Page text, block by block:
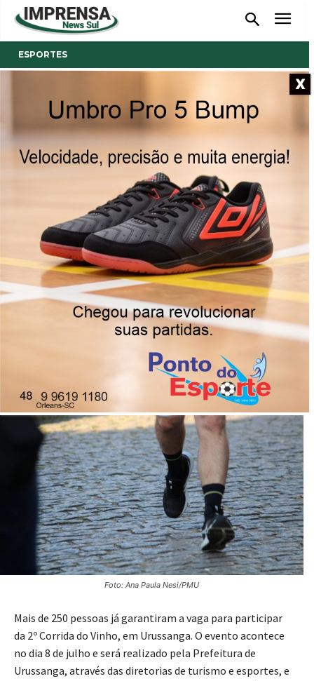
ESPORTES
Mais de 250 atletas já se
inscreveram para a 2ª Corrida
do Vinho em Urussanga
As inscrições podem ser realizadas até o dia 4. O
evento ocorre no dia 8 de julho, e contará ainda com
shows e praça de alimentação.
23/06/2023
Foto: Ana Paula Nesi/PMU
Mais de 250 pessoas já garantiram a vaga para participar
da 2º Corrida do Vinho, em Urussanga. O evento acontece
no dia 8 de julho e será realizado pela Prefeitura de
Urussanga, através das diretorias de turismo e esportes, e
X